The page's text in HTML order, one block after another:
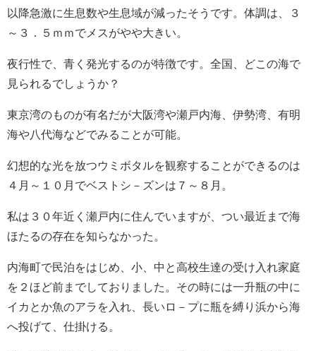
以降急激に生息数や生息域が減ったそうです。体調は、３
～３．５ｍｍでメスがやや大きい。
夜行性で、青く発光するのが特徴です。全国、どこの海で
見られるでしょうか？
東京湾のものが有名だが大阪湾や瀬戸内海、伊勢湾、有明
海や八代海などでみることが可能。
幻想的な光を放つウミボタルを観察することができるのは
４月～１０月でベストシ－ズンは７～８月。
私は３０年近く瀬戸内に住んでいますが、つい最近まで海
ほたるの存在を知らなかった。
内海町で民泊をはじめ、小、中と高校生達の受け入れ家庭
を２ほど前までしておりました。その時には一升瓶の中に
イカとか魚のアラを入れ、長いロ－プに瓶を縛り浜から海
へ投げて、仕掛ける。